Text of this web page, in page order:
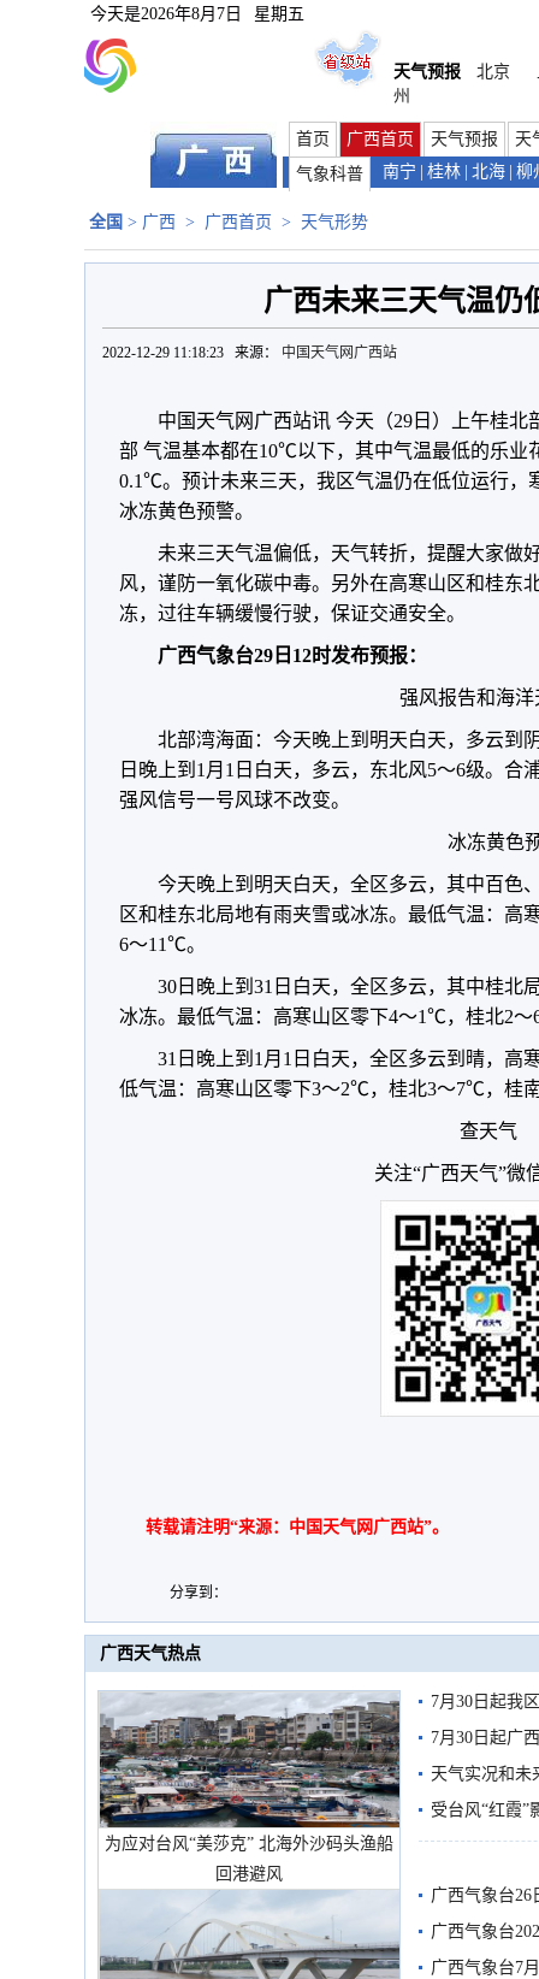
今天是2026年8月7日 星期五
天气预报 北京
州
首页 广西首页 天气预报
天
气象科普
南宁 桂林 北海 柳
全国 > 广西 > 广西首页 > 天气形势
广西未来三天气温仍
2022-12-29 11:18:23 来源： 中国天气网广西站
中国天气网广西站讯 今天（29日）上午桂北
部 气温基本都在10℃以下，其中气温最低的乐业
0.1℃。预计未来三天，我区气温仍在低位运行，
冰冻黄色预警。
未来三天气温偏低，天气转折，提醒大家做
风，谨防一氧化碳中毒。另外在高寒山区和桂东
冻，过往车辆缓慢行驶，保证交通安全。
广西气象台29日12时发布预报：
强风报告和海洋
北部湾海面：今天晚上到明天白天，多云到
日晚上到1月1日白天，多云，东北风5～6级。合
强风信号一号风球不改变。
冰冻黄色
今天晚上到明天白天，全区多云，其中百色
区和桂东北局地有雨夹雪或冰冻。最低气温：
6～11℃。
30日晚上到31日白天，全区多云，其中桂北
冰冻。最低气温：高寒山区零下4～1℃，桂北2
31日晚上到1月1日白天，全区多云到晴，高
低气温：高寒山区零下3～2℃，桂北3～7℃，桂
查天气
关注“广西天气”微
转载请注明“来源：中国天气网广西站”。
分享到：
广西天气热点
为应对台风“美莎克” 北海外沙码头渔船
回港避风
7月30日起我
7月30日起广
天气实况和未
受台风“红霞”
有较强降雨
广西气象台26
广西气象台
预警
广西气象台7